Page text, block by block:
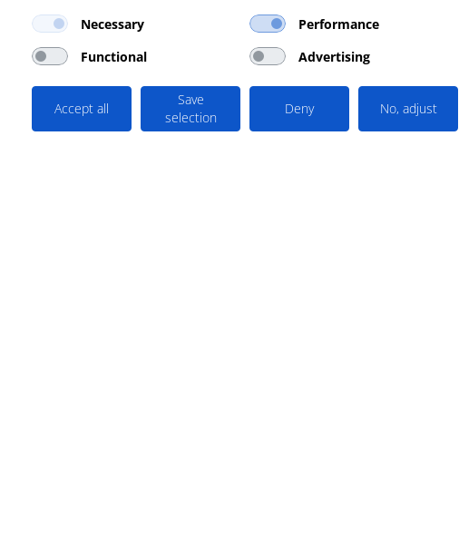
Necessary
Performance
Functional
Advertising
Accept all
Save
selection
Deny No, adjust